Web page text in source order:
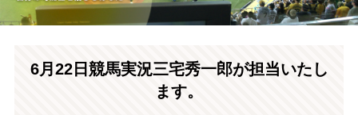
講座紹介
活躍中の卒業生・受講生
6月22日競馬実況三宅秀一郎が担当いたし
ます。